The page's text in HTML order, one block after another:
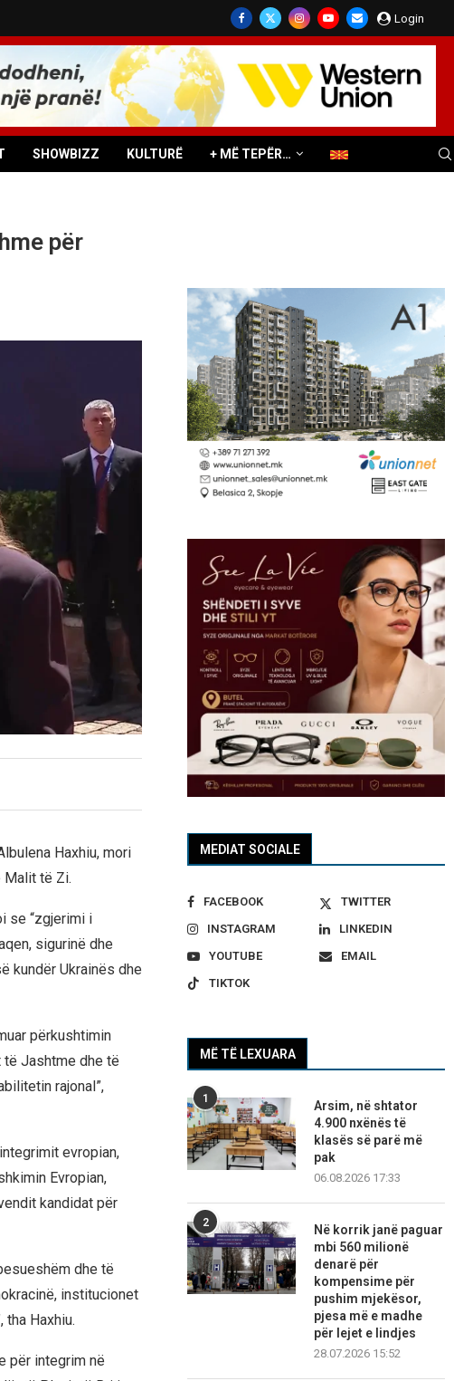
Login
SHOWBIZZ KULTURË + MË TEPËR…
për
Haxhiu, mori
Malit të Zi.
se “zgjerimi i
sigurinë dhe
kundër Ukrainës dhe
përkushtimin
Jashtme dhe të
rajonal”,
evropian,
Evropian,
kandidat për
dhe të
institucionet
tha Haxhiu.
për integrim në
MEDIAT SOCIALE
FACEBOOK
TWITTER
INSTAGRAM
LINKEDIN
YOUTUBE
EMAIL
TIKTOK
MË TË LEXUARA
1
Arsim, në shtator
4.900 nxënës të
klasës së parë më
pak
06.08.2026 17:33
2
Në korrik janë paguar
mbi 560 milionë
denarë për
kompensime për
pushim mjekësor,
pjesa më e madhe
për lejet e lindjes
28.07.2026 15:52